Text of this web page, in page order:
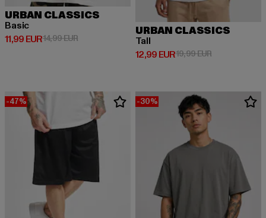
URBAN CLASSICS
Basic
11,99 EUR
Derzeitiger Preis: 11,99 EUR
14,99 EURAktionspreis: 14,99 EUR
URBAN CLASSICS
Tall
12,99 EUR
Derzeitiger Preis: 12,99 EUR
19,99 EURAktionspreis:
-47% -30%